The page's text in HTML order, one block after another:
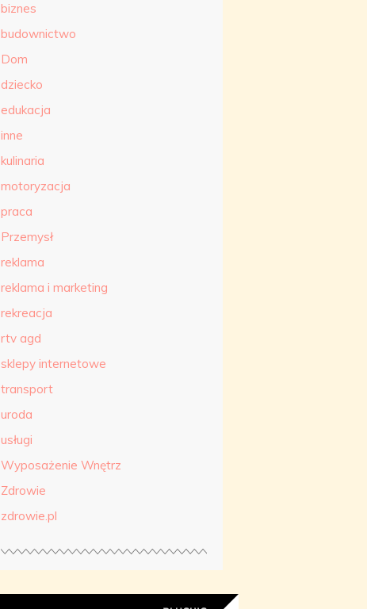
biznes
budownictwo
Dom
dziecko
edukacja
inne
kulinaria
motoryzacja
praca
Przemysł
reklama
reklama i marketing
rekreacja
rtv agd
sklepy internetowe
transport
uroda
usługi
Wyposażenie Wnętrz
Zdrowie
zdrowie.pl